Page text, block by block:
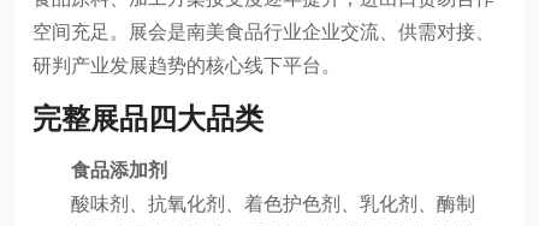
空间充足。展会是南美食品行业企业交流、供需对接、
研判产业发展趋势的核心线下平台。
完整展品四大品类
食品添加剂
酸味剂、抗氧化剂、着色护色剂、乳化剂、酶制